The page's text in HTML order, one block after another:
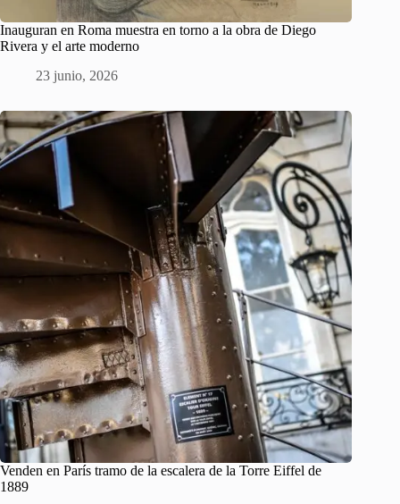
Inauguran en Roma muestra en torno a la obra de Diego
Rivera y el arte moderno
23 junio, 2026
Venden en París tramo de la escalera de la Torre Eiffel de
1889